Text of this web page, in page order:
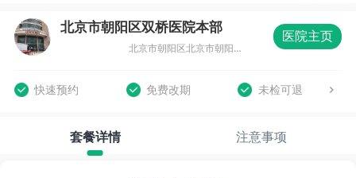
北京市朝阳区双桥医院本部
北京市朝阳区北京市朝阳区双桥东路与广渠快速路交叉口南约180米体检科
医院主页
快速预约 免费改期 未检可退
套餐详情 注意事项